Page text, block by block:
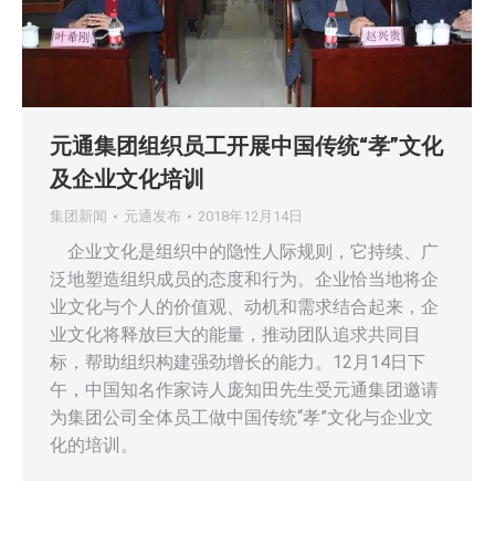
元通集团组织员工开展中国传统“孝”文化
及企业文化培训
集团新闻 元通发布 2018年12月14日
企业文化是组织中的隐性人际规则，它持续、广
泛地塑造组织成员的态度和行为。企业恰当地将企
业文化与个人的价值观、动机和需求结合起来，企
业文化将释放巨大的能量，推动团队追求共同目
标，帮助组织构建强劲增长的能力。12月14日下
午，中国知名作家诗人庞知田先生受元通集团邀请
为集团公司全体员工做中国传统“孝”文化与企业文
化的培训。